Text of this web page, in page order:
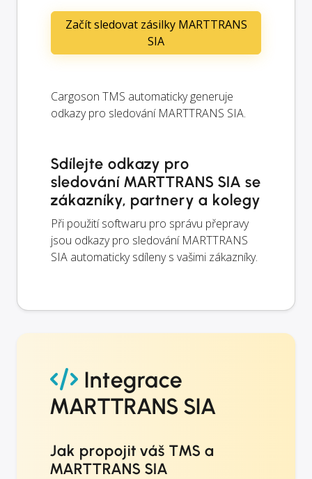
Začít sledovat zásilky MARTTRANS
SIA
Cargoson TMS automaticky generuje
odkazy pro sledování MARTTRANS SIA.
Sdílejte odkazy pro
sledování MARTTRANS SIA se
zákazníky, partnery a kolegy
Při použití softwaru pro správu přepravy
jsou odkazy pro sledování MARTTRANS
SIA automaticky sdíleny s vašimi zákazníky.
Integrace
MARTTRANS SIA
Jak propojit váš TMS a
MARTTRANS SIA